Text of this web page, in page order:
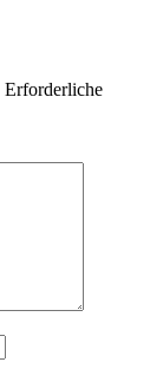
Erforderliche